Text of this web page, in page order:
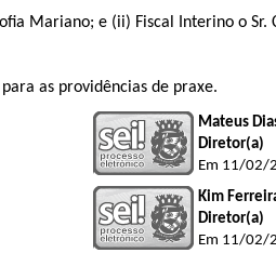
Mariano; e (ii) Fiscal Interino o Sr.
as providências de praxe.
Mateus
Diretor(a)
Em 11/02/
Kim
Diretor(a)
Em 11/02/